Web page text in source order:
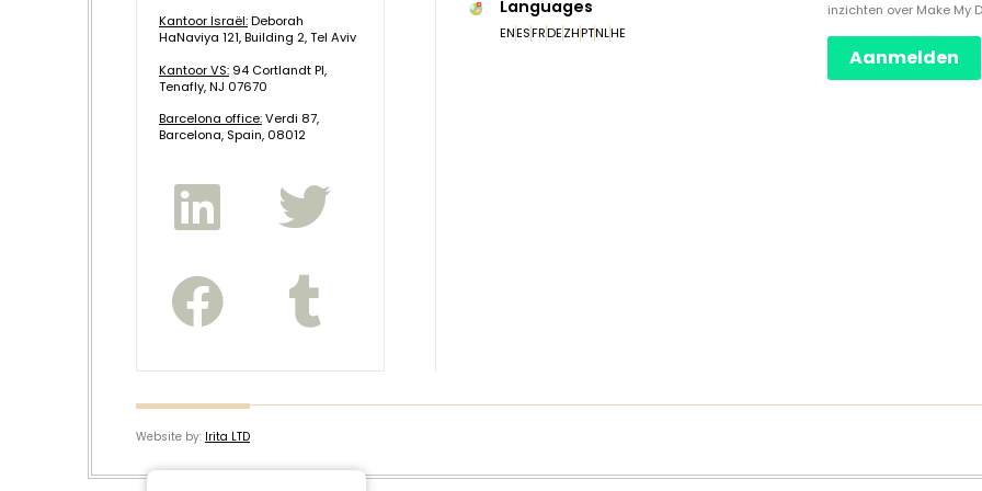
Kantoor Israël:Deborah
HaNaviya 121, Building 2, Tel Aviv
Kantoor VS: 94 Cortlandt Pl,
Tenafly, NJ 07670
Barcelona office:Verdi 87,
Barcelona, Spain, 08012
Languages
ENESFRDEZHPTNLHE
inzichten over Make My
Aanmelden
Website by: Irita LTD